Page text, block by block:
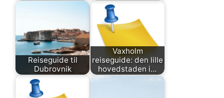
Reiseguide til
Dubrovnik
Vaxholm
reiseguide: den lille
hovedstaden i…